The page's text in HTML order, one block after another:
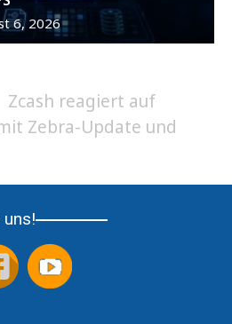
6, 2026
Zcash reagiert auf
Zebra-Update und